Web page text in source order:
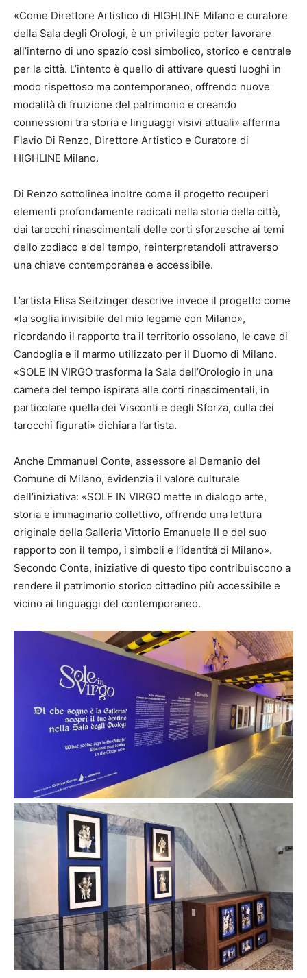
«Come Direttore Artistico di HIGHLINE Milano e curatore
della Sala degli Orologi, è un privilegio poter lavorare
all’interno di uno spazio così simbolico, storico e centrale
per la città. L’intento è quello di attivare questi luoghi in
modo rispettoso ma contemporaneo, offrendo nuove
modalità di fruizione del patrimonio e creando
connessioni tra storia e linguaggi visivi attuali» afferma
Flavio Di Renzo, Direttore Artistico e Curatore di
HIGHLINE Milano.
Di Renzo sottolinea inoltre come il progetto recuperi
elementi profondamente radicati nella storia della città,
dai tarocchi rinascimentali delle corti sforzesche ai temi
dello zodiaco e del tempo, reinterpretandoli attraverso
una chiave contemporanea e accessibile.
L’artista Elisa Seitzinger descrive invece il progetto come
«la soglia invisibile del mio legame con Milano»,
ricordando il rapporto tra il territorio ossolano, le cave di
Candoglia e il marmo utilizzato per il Duomo di Milano.
«SOLE IN VIRGO trasforma la Sala dell’Orologio in una
camera del tempo ispirata alle corti rinascimentali, in
particolare quella dei Visconti e degli Sforza, culla dei
tarocchi figurati» dichiara l’artista.
Anche Emmanuel Conte, assessore al Demanio del
Comune di Milano, evidenzia il valore culturale
dell’iniziativa: «SOLE IN VIRGO mette in dialogo arte,
storia e immaginario collettivo, offrendo una lettura
originale della Galleria Vittorio Emanuele II e del suo
rapporto con il tempo, i simboli e l’identità di Milano».
Secondo Conte, iniziative di questo tipo contribuiscono a
rendere il patrimonio storico cittadino più accessibile e
vicino ai linguaggi del contemporaneo.